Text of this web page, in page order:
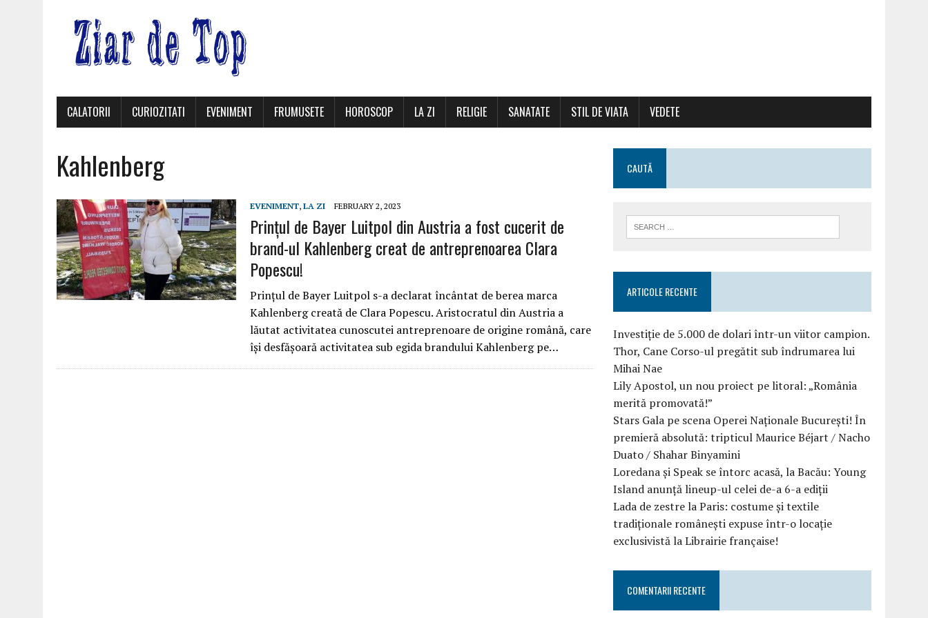
CALATORII CURIOZITATI EVENIMENT FRUMUSETE HOROSCOP LA ZI RELIGIE SANATATE STIL DE VIATA VEDETE
Kahlenberg
EVENIMENT, LA ZI FEBRUARY 2, 2023
Prințul de Bayer Luitpol din Austria a fost cucerit de
brand-ul Kahlenberg creat de antreprenoarea Clara
Popescu!
Prințul de Bayer Luitpol s-a declarat încântat de berea marca
Kahlenberg creată de Clara Popescu. Aristocratul din Austria a
lăutat activitatea cunoscutei antreprenoare de origine română, care
își desfășoară activitatea sub egida brandului Kahlenberg pe…
CAUTĂ
ARTICOLE RECENTE
Investiție de 5.000 de dolari într-un viitor campion.
Thor, Cane Corso-ul pregătit sub îndrumarea lui
Mihai Nae
Lily Apostol, un nou proiect pe litoral: „România
merită promovată!”
Stars Gala pe scena Operei Naționale București! În
premieră absolută: tripticul Maurice Béjart / Nacho
Duato / Shahar Binyamini
Loredana și Speak se întorc acasă, la Bacău: Young
Island anunță lineup-ul celei de-a 6-a ediții
Lada de zestre la Paris: costume și textile
tradiționale românești expuse într-o locație
exclusivistă la Librairie française!
COMENTARII RECENTE